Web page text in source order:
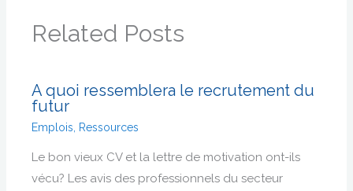
Related Posts
A quoi ressemblera le recrutement du
futur
Emplois Ressources
Le bon vieux CV et la lettre de motivation ont-ils
vécu? Les avis des professionnels du secteur